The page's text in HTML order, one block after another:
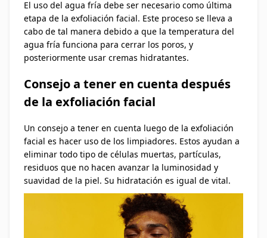
El uso del agua fría debe ser necesario como última
etapa de la exfoliación facial. Este proceso se lleva a
cabo de tal manera debido a que la temperatura del
agua fría funciona para cerrar los poros, y
posteriormente usar cremas hidratantes.
Consejo a tener en cuenta después
de la exfoliación facial
Un consejo a tener en cuenta luego de la exfoliación
facial es hacer uso de los limpiadores. Estos ayudan a
eliminar todo tipo de células muertas, partículas,
residuos que no hacen avanzar la luminosidad y
suavidad de la piel. Su hidratación es igual de vital.